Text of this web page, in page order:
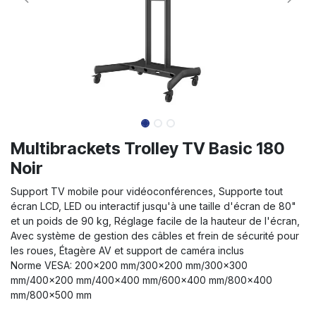
Multibrackets Trolley TV Basic 180
Noir
Support TV mobile pour vidéoconférences, Supporte tout
écran LCD, LED ou interactif jusqu'à une taille d'écran de 80"
et un poids de 90 kg, Réglage facile de la hauteur de l'écran,
Avec système de gestion des câbles et frein de sécurité pour
les roues, Étagère AV et support de caméra inclus
Norme VESA: 200x200 mm/300x200 mm/300x300
mm/400x200 mm/400x400 mm/600x400 mm/800x400
mm/800x500 mm